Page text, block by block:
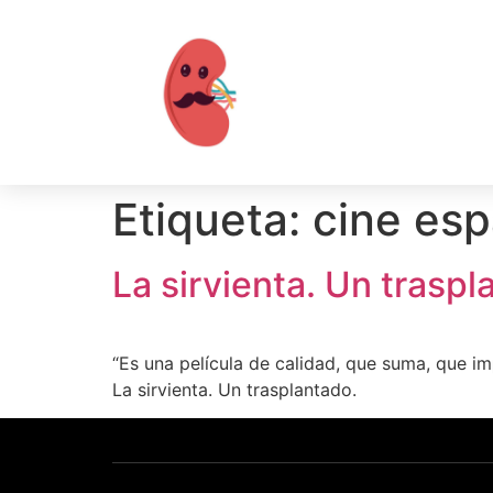
Etiqueta: cine
La sirvienta. Un
“Es una película de calidad, que suma, que
La sirvienta. Un trasplantado.